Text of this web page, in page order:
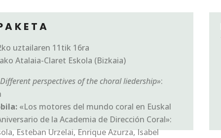
uztailaren 11tik 16ra
Atalaia-Claret Eskola (Bizkaia)
perspectives of the choral liedership»:
«Los motores del mundo coral en Euskal
de la Academia de Dirección Coral»:
Esteban Urzelai, Enrique Azurza, Isabel